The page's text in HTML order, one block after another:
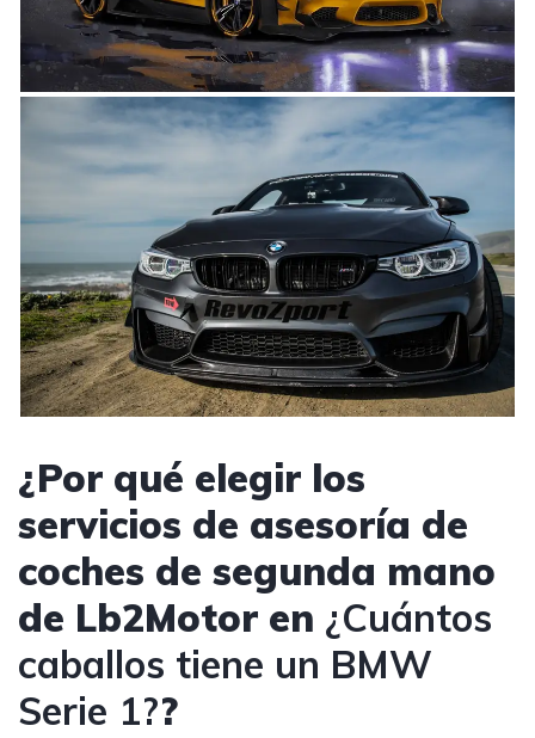
¿Por qué elegir los
servicios de asesoría de
coches de segunda mano
de Lb2Motor en ¿Cuántos
caballos tiene un BMW
Serie 1??